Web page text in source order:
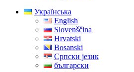
Українська
English
Slovenščina
Hrvatski
Bosanski
Српски језик
български